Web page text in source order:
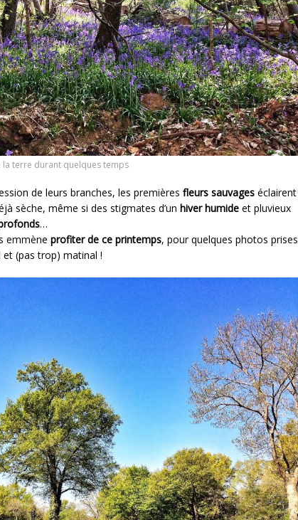
la terre durant quelques temps
de leurs branches, les premières fleurs sauvages éclairent
sèche, même si des stigmates d’un hiver humide et pluvieux
…
emmène profiter de ce printemps, pour quelques photos prises
(pas trop) matinal !